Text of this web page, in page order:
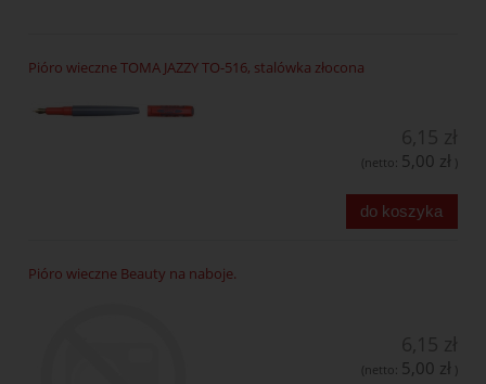
Pióro wieczne TOMA JAZZY TO-516, stalówka złocona
(netto: 5,00 zł )
do koszyka
Pióro wieczne Beauty na naboje.
(netto: 5,00 zł )